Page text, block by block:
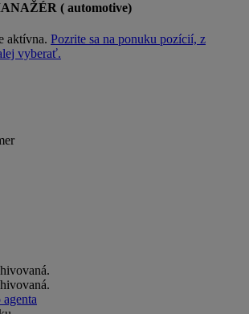
( automotive)
aktívna. Pozrite sa na ponuku pozícií, z
vyberať.